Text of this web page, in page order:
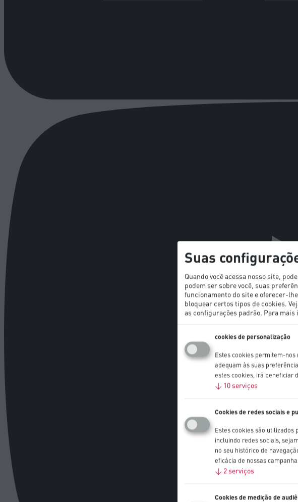
Suas
Quando você acessa nosso site,
podem ser sobre você, suas
funcionamento do site e oferecer-
bloquear certos tipos de cookies.
as configurações padrão. Para mais
cookies de personalização
Estes cookies permitem-
adequam às suas
estes cookies, irá beneficiar
↓ 10 serviços
Cookies de redes sociais e
Estes cookies são utilizados
incluindo redes sociais,
no seu histórico de
eficácia de nossas
↓ 2 serviços
Cookies de medição de